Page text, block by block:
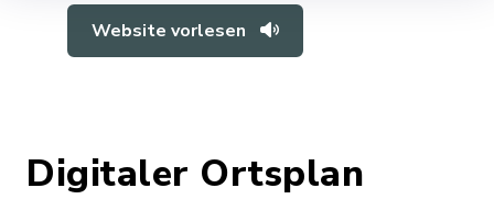
Website vorlesen
Digitaler Ortsplan